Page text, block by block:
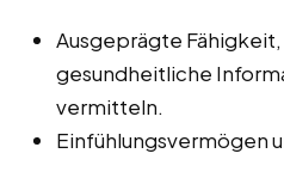
Ausgeprägte
gesundheitliche
vermitteln.
Einfühlungsvermögen